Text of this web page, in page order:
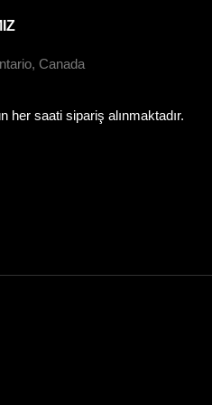
Canada
her saati sipariş alınmaktadır.